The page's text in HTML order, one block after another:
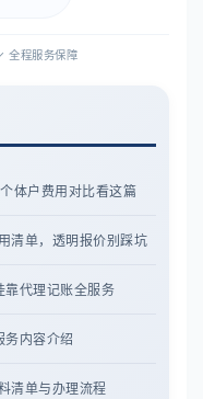
全程服务保障
体户费用对比看这篇
清单，透明报价别踩坑
靠代理记账全服务
内容介绍
清单与办理流程